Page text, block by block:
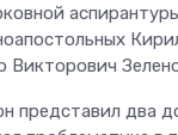
Викторович
представил два